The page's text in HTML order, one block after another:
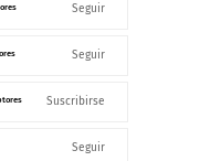
Seguir
Seguir
Suscribirse
Seguir